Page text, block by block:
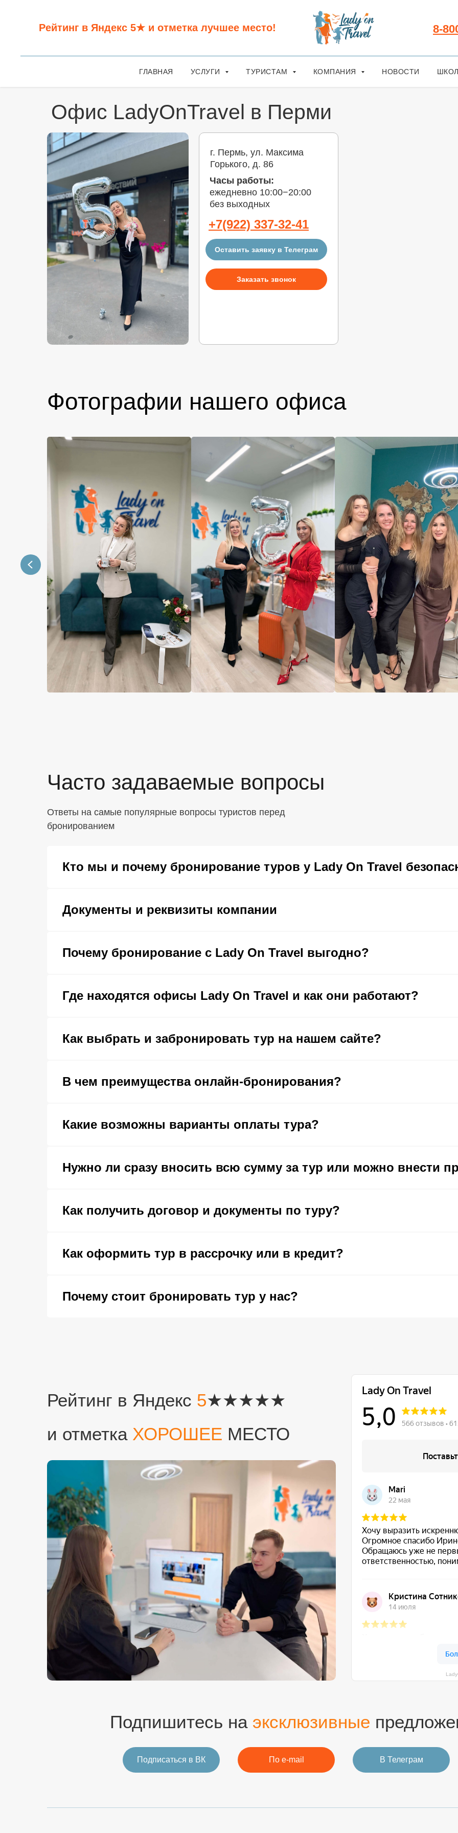
ГЛАВНАЯ УСЛУГИ ТУРИСТАМ КОМПАНИЯ НОВОСТИ
Рейтинг в Яндекс 5★ и отметка лучшее место! 8-
Офис LadyOnTravel в Перми
Часы работы:
ежедневно 10:00−20:00
без выходных
г. Пермь, ул. Максима
Горького, д. 86
+7(922) 337-32-41
Заказать звонок
Оставить заявку в Телеграм
Фотографии нашего офиса
Часто задаваемые вопросы
Ответы на самые популярные вопросы туристов перед
бронированием
Кто мы и почему бронирование туров у Lady On Travel
Документы и реквизиты компании
Почему бронирование с Lady On Travel выгодно?
Где находятся офисы Lady On Travel и как они работают?
Как выбрать и забронировать тур на нашем сайте?
В чем преимущества онлайн-бронирования?
Какие возможны варианты оплаты тура?
Нужно ли сразу вносить всю сумму за тур или можно внести
Как получить договор и документы по туру?
Как оформить тур в рассрочку или в кредит?
Почему стоит бронировать тур у нас?
Рейтинг в Яндекс 5★★★★★
и отметка ХОРОШЕЕ МЕСТО
Подпишитесь на эксклюзивные
По e-mail В Телеграм
Подписаться в ВК